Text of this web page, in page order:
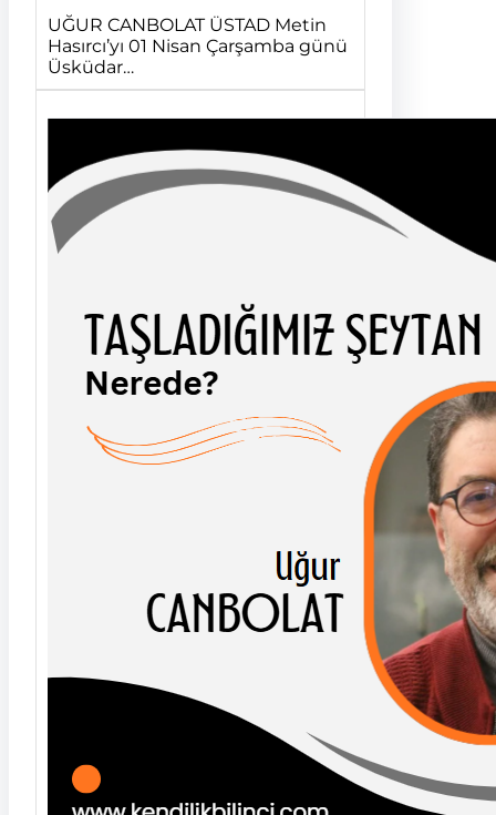
UĞUR CANBOLAT ÜSTAD Metin
Hasırcı’yı 01 Nisan Çarşamba günü
Üsküdar…